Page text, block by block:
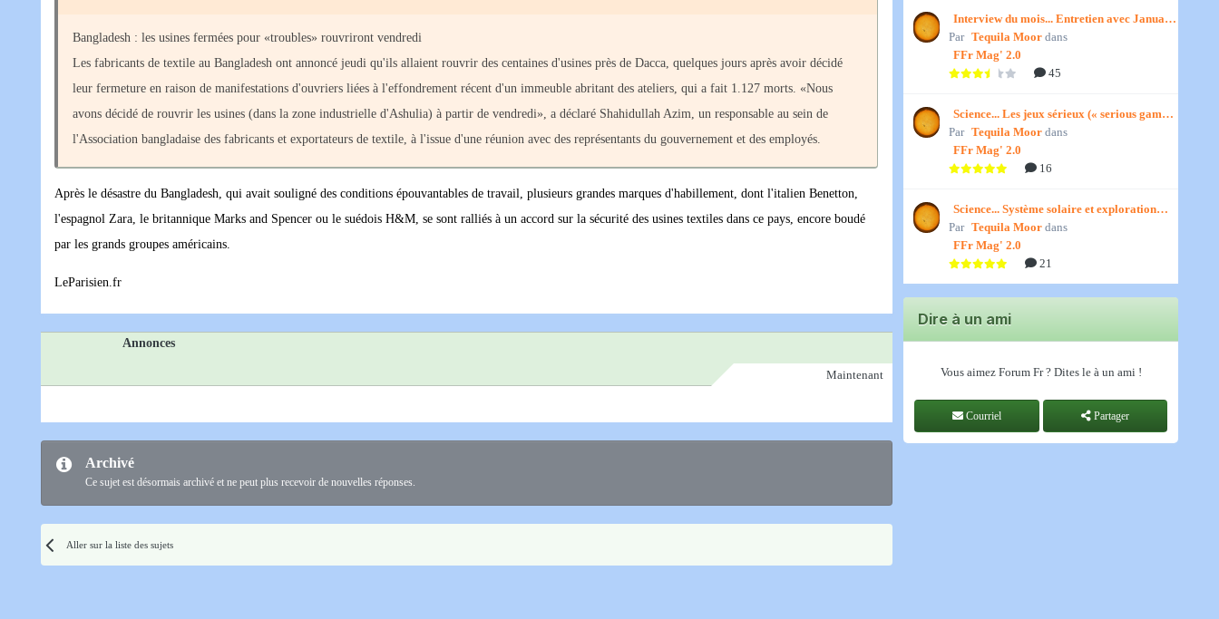
Bangladesh : les usines fermées pour «troubles» rouvriront vendredi
Les fabricants de textile au Bangladesh ont annoncé jeudi qu'ils allaient rouvrir des centaines d'usines près de Dacca, quelques jours après avoir décidé
leur fermeture en raison de manifestations d'ouvriers liées à l'effondrement récent d'un immeuble abritant des ateliers, qui a fait 1.127 morts. «Nous
avons décidé de rouvrir les usines (dans la zone industrielle d'Ashulia) à partir de vendredi», a déclaré Shahidullah Azim, un responsable au sein de
l'Association bangladaise des fabricants et exportateurs de textile, à l'issue d'une réunion avec des représentants du gouvernement et des employés.
Après le désastre du Bangladesh, qui avait souligné des conditions épouvantables de travail, plusieurs grandes marques d'habillement, dont l'italien Benetton,
l'espagnol Zara, le britannique Marks and Spencer ou le suédois H&M, se sont ralliés à un accord sur la sécurité des usines textiles dans ce pays, encore boudé
par les grands groupes américains.
LeParisien.fr
Annonces
Maintenant
Archivé
Ce sujet est désormais archivé et ne peut plus recevoir de nouvelles réponses.
Aller sur la liste des sujets
Interview du mois... Entretien avec January,
par Titenath
Par Tequila Moor dans
FFr Mag' 2.0
45
Science... Les jeux sérieux (« serious games
») par Jedino
Par Tequila Moor dans
FFr Mag' 2.0
16
Science... Système solaire et exploration
spatiale, par Jedino
Par Tequila Moor dans
FFr Mag' 2.0
21
Dire à un ami
Vous aimez Forum Fr ? Dites le à un ami !
Courriel Partager